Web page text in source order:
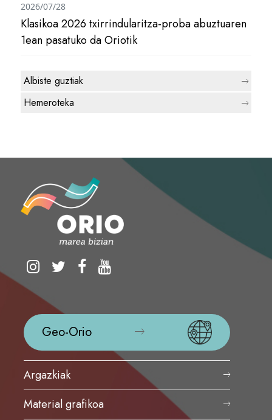
Klasikoa 2026 txirrindularitza-proba abuztuaren
1ean pasatuko da Oriotik
2026/07/28
Albiste guztiak
Hemeroteka
Geo-Orio
Argazkiak
Material grafikoa